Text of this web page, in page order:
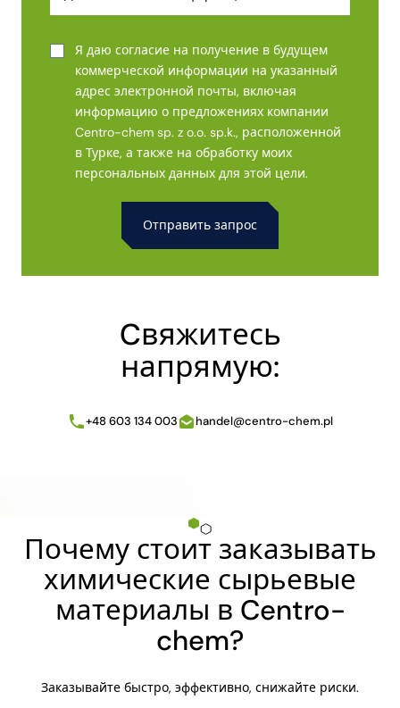
Я даю согласие на получение в будущем
коммерческой информации на указанный
адрес электронной почты, включая
информацию о предложениях компании
Centro-chem sp. z o.o. sp.k., расположенной
в Турке, а также на обработку моих
персональных данных для этой цели.
Cвяжитесь
напрямую:
+48 603 134 003 handel@centro-chem.pl
Почему стоит заказывать
химические сырьевые
материалы в Centro-
chem?
Заказывайте быстро, эффективно, снижайте риски.